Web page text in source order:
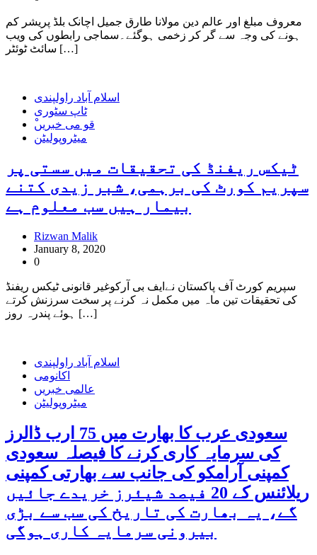
معروف مبلغ اور عالم دین مولانا طارق جمیل اچانک بلڈ پریشر کم
ہونے کی وجہ سے گر کر زخمی ہوگئے۔سماجی رابطوں کی ویب
سائٹ ٹوئٹر […]
اسلام آباد راولپندی
ٹاپ سٹوری
ْقو می خبریں
میٹروپولیٹن
ٹیکس ریفنڈ کی تحقیقات میں سستی پر
سپریم کورٹ کی برہمی، شبر زیدی کتنے
بیمار ہیں سب معلوم ہے
Rizwan Malik
January 8, 2020
0
سپریم کورٹ آف پاکستان نےایف بی آرکوغیر قانونی ٹیکس ریفنڈ
کی تحقیقات تین ماہ میں مکمل نہ کرنے پر سخت سرزنش کرتے
ہوئے پندرہ روز […]
اسلام آباد راولپندی
اکانومی
عالمی خبریں
میٹروپولیٹن
سعودی عرب کا بھارت میں 75 ارب ڈالرز
کی سرمایہ کاری کرنے کا فیصلہ سعودی
کمپنی آرامکو کی جانب سے بھارتی کمپنی
ریلائنس کے 20 فیصد شیئرز خریدے جائیں
گے، یہ بھارت کی تاریخ کی سب سے بڑی
بیرونی سرمایہ کاری ہوگی